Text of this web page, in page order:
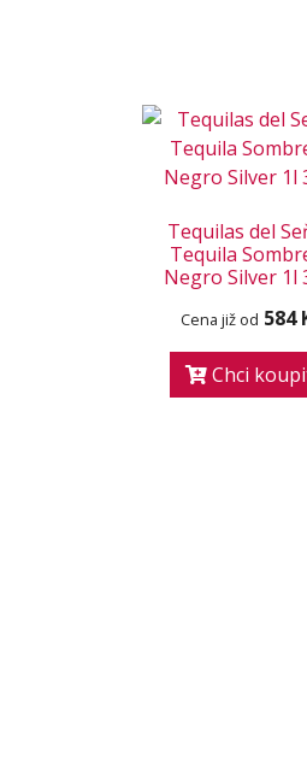
Tequilas del
Tequila
Negro Silver 1l
Cena již od 584
Chci